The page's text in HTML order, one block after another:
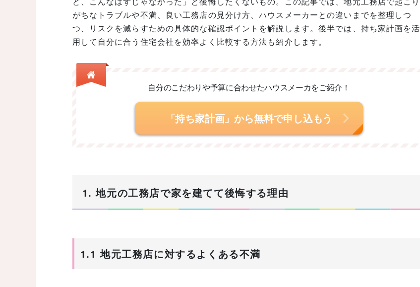
がちなトラブルや不満、良い工務店の見分け方、ハウスメーカーとの違いまでを整理しつ
つ、リスクを減らすための具体的な確認ポイントを解説します。後半では、持ち家計画を活
用して自分に合う住宅会社を効率よく比較する方法も紹介します。
自分のこだわりや予算に合わせたハウスメーカをご紹介！
「持ち家計画」から無料で申し込もう
1. 地元の工務店で家を建てて後悔する理由
1.1 地元工務店に対するよくある不満